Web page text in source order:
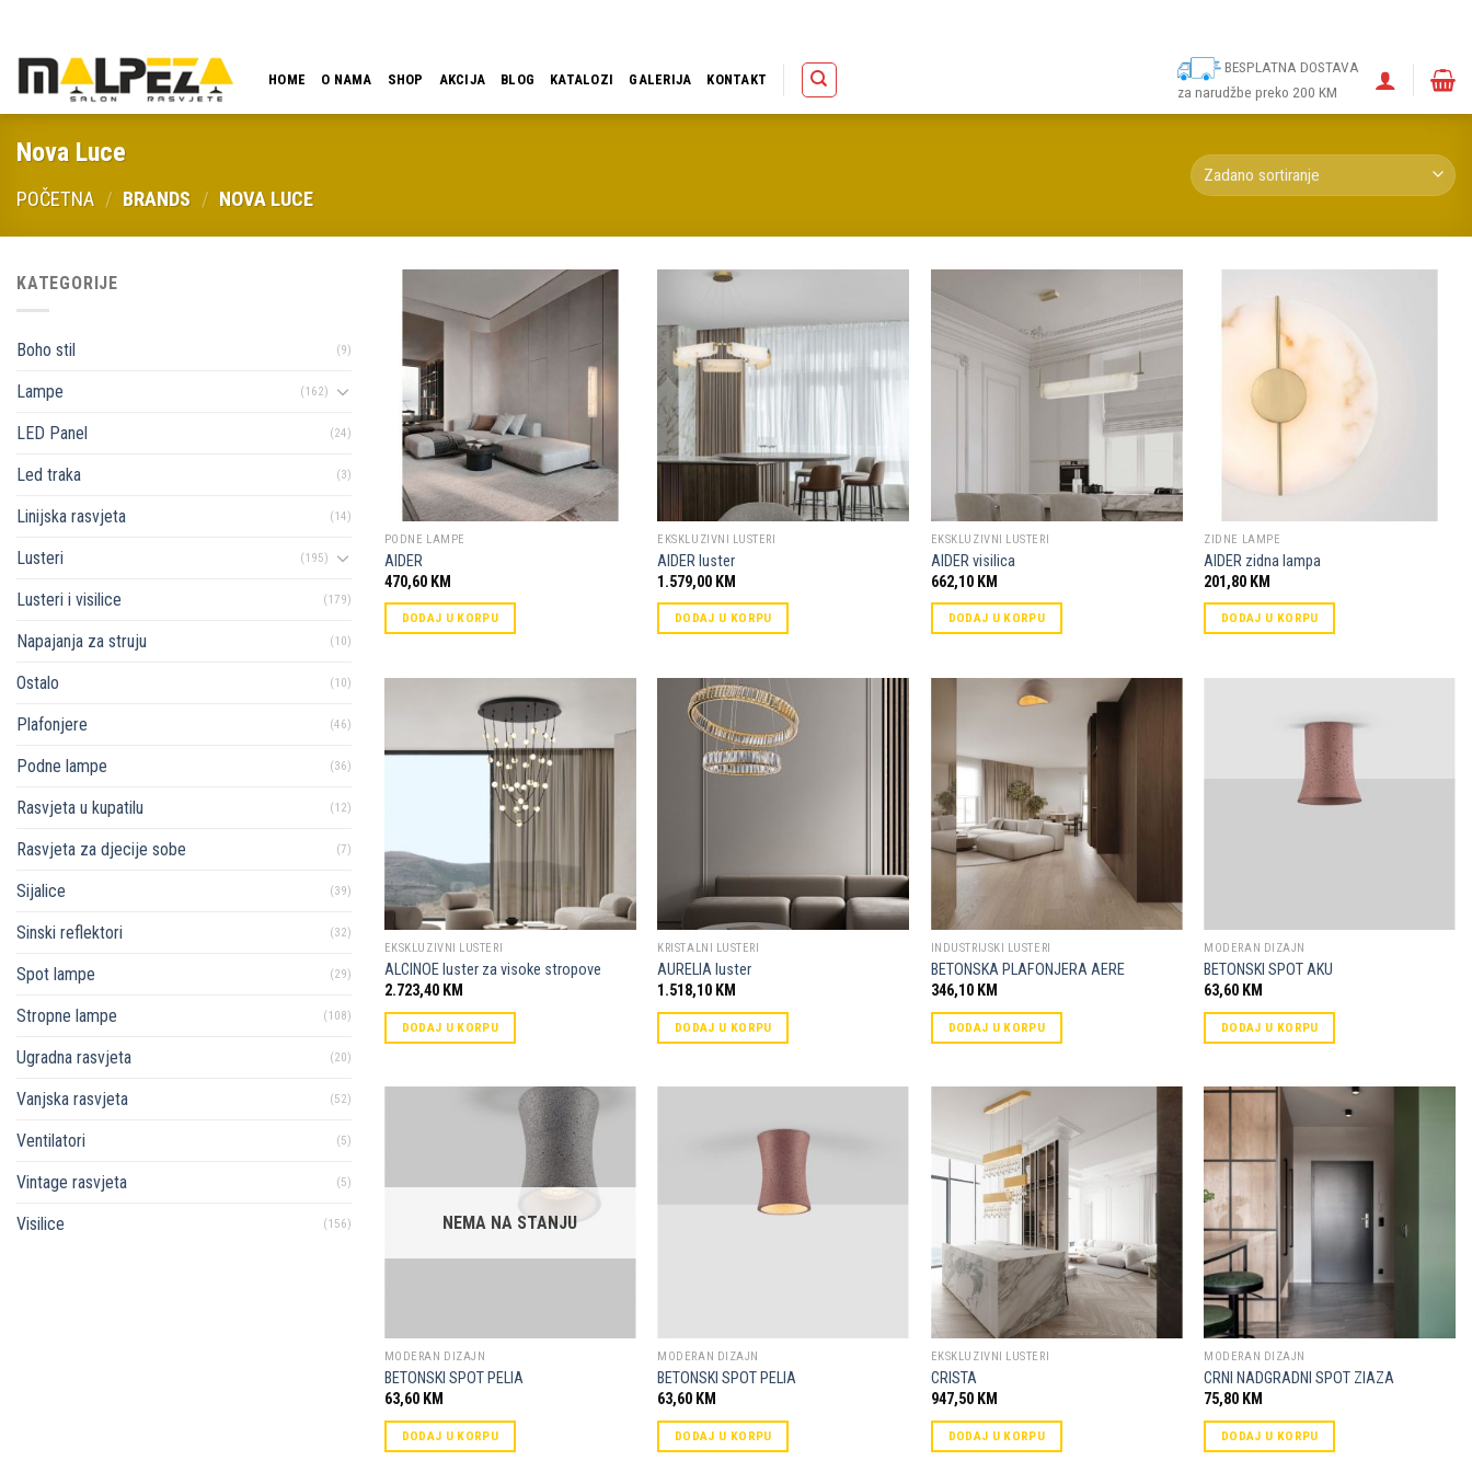
content
HOME O NAMA SHOP AKCIJA BLOG KATALOZI GALERIJA KONTAKT
BESPLATNA DOSTAVA
za narudžbe preko 200 KM
Nova Luce
POČETNA / BRANDS / NOVA LUCE
KATEGORIJE
Boho stil (9)
Lampe (162)
LED Panel (24)
Led traka (3)
Linijska rasvjeta (14)
Lusteri (195)
Lusteri i visilice (179)
Napajanja za struju (10)
Ostalo (10)
Plafonjere (46)
Podne lampe (36)
Rasvjeta u kupatilu (12)
Rasvjeta za djecije sobe (7)
Sijalice (39)
Sinski reflektori (32)
Spot lampe (29)
Stropne lampe (108)
Ugradna rasvjeta (20)
Vanjska rasvjeta (52)
Ventilatori (5)
Vintage rasvjeta (5)
Visilice (156)
Dodaj u
PODNE LAMPE
AIDER
470,60 KM
DODAJ U KORPU
Dodaj u
omiljene
EKSKLUZIVNI LUSTERI
AIDER luster
1.579,00 KM
DODAJ U KORPU
omiljene
EKSKLUZIVNI LUSTERI
AIDER visilica
662,10 KM
DODAJ U KORPU
ZIDNE LAMPE
AIDER zidna lampa
201,80 KM
DODAJ U KORPU
EKSKLUZIVNI LUSTERI
ALCINOE luster za visoke stropove
2.723,40 KM
DODAJ U KORPU
Dodaj u
KRISTALNI LUSTERI
AURELIA luster
1.518,10 KM
DODAJ U KORPU
INDUSTRIJSKI LUSTERI
BETONSKA PLAFONJERA AERE
346,10 KM
DODAJ U KORPU
MODERAN DIZAJN
BETONSKI SPOT AKU
63,60 KM
DODAJ U KORPU
Dodaj u
NEMA NA STANJU
MODERAN DIZAJN
BETONSKI SPOT PELIA
63,60 KM
DODAJ U KORPU
MODERAN DIZAJN
BETONSKI SPOT PELIA
63,60 KM
DODAJ U KORPU
EKSKLUZIVNI LUSTERI
CRISTA
947,50 KM
DODAJ U KORPU
MODERAN DIZAJN
CRNI NADGRADNI SPOT ZIAZA
75,80 KM
DODAJ U KORPU